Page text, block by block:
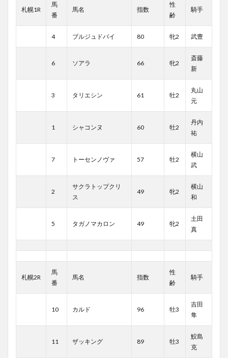
札幌1R
馬
番
馬名 指数
性
齢
騎手
4 ブルジュドバイ 80 牝2 武豊
6 ソアラ 66 牝2
斎藤
新
3 タリエシン 61 牡2
丸山
元
1 シャコンヌ 60 牡2
丹内
祐
7 トーセンノヴァ 57 牡2
横山
武
2
サクラトップクリ
ス
49 牝2
横山
和
5 タガノマカロン 49 牝2
土田
真
札幌2R
馬
番
馬名 指数
性
齢
騎手
10 カルド 96 牡3
吉田
隼
11 ザッキング 89 牡3
鮫島
克